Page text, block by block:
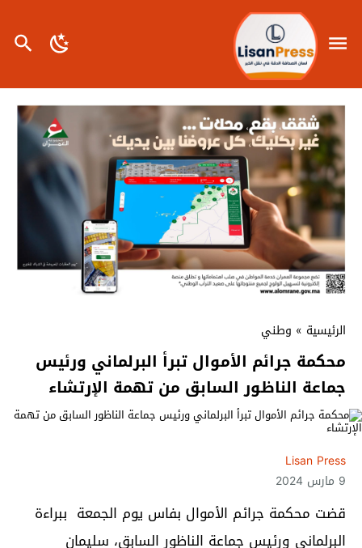
الرئيسية » وطني
محكمة جرائم الأموال تبرأ البرلماني ورئيس
جماعة الناظور السابق من تهمة الإرتشاء
Lisan Press
9 مارس 2024
قضت محكمة جرائم الأموال بفاس يوم الجمعة ببراءة
البرلماني ورئيس جماعة الناظور السابق، سليمان